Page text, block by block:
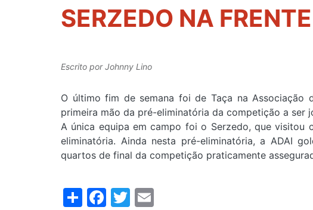
SERZEDO NA
Escrito porJohnny Lino
O último fim de semana foi de Taça na Associação
primeira mão da pré-eliminatória da competição a ser
A única equipa em campo foi o Serzedo, que visitou
eliminatória. Ainda nesta pré-eliminatória, a ADAI
quartos de final da competição praticamente
ShareFacebook
Twitter